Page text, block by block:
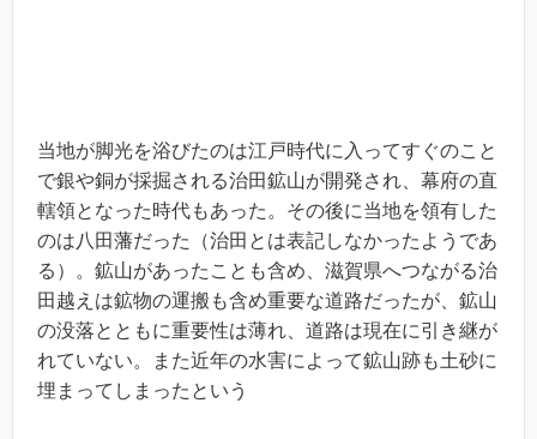
当地が脚光を浴びたのは江戸時代に入ってすぐのこと
で銀や銅が採掘される治田鉱山が開発され、幕府の直
轄領となった時代もあった。その後に当地を領有した
のは八田藩だった（治田とは表記しなかったようであ
る）。鉱山があったことも含め、滋賀県へつながる治
田越えは鉱物の運搬も含め重要な道路だったが、鉱山
の没落とともに重要性は薄れ、道路は現在に引き継が
れていない。また近年の水害によって鉱山跡も土砂に
埋まってしまったという